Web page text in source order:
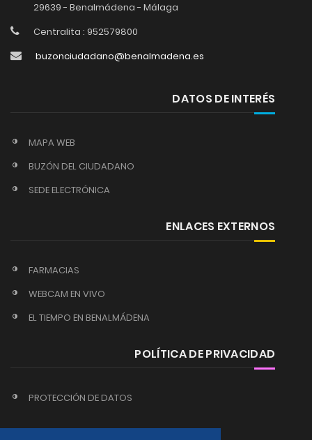
29639 - Benalmádena - Málaga
Centralita : 952579800
buzonciudadano@benalmadena.es
DATOS DE INTERÉS
MAPA WEB
BUZÓN DEL CIUDADANO
SEDE ELECTRÓNICA
ENLACES EXTERNOS
FARMACIAS
WEBCAM EN VIVO
EL TIEMPO EN BENALMÁDENA
POLÍTICA DE PRIVACIDAD
PROTECCIÓN DE DATOS